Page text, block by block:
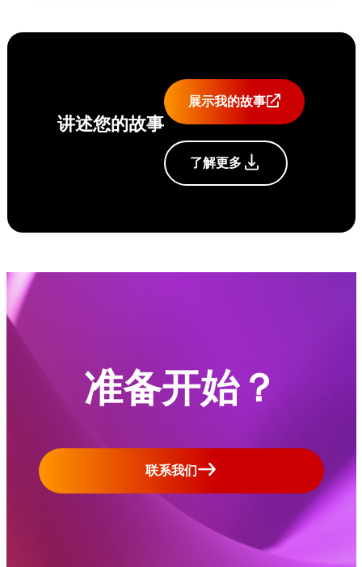
讲述您的故事
展示我的故事
了解更多
准备开始？
联系我们